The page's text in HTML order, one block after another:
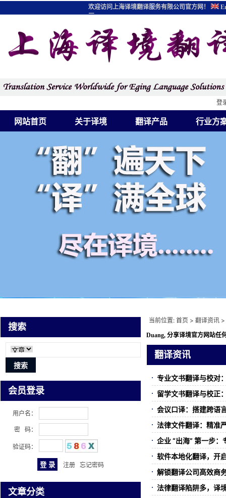
网站首页 关于译境 翻译产品 行业方
登
欢迎访问上海译境翻译服务有限公司官方网！
图
搜索
会员登录
用户名：
密 码：
验证码：
注册 忘记密码
文章分类
当前位置: 首页 > 翻译资讯 >
Duang, 分享译境官方网站任
翻译资讯
专业文书翻译与校对
留学文书翻译与校正
会议口译：搭建跨语
法律文件翻译：精准
企业 “出海” 第一步
软件本地化翻译，开
解锁翻译公司高效商
法律翻译陷阱多，译